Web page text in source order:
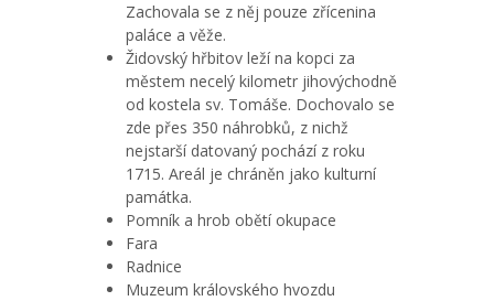
Zachovala se z něj pouze zřícenina
paláce a věže.
Židovský hřbitov leží na kopci za
městem necelý kilometr jihovýchodně
od kostela sv. Tomáše. Dochovalo se
zde přes 350 náhrobků, z nichž
nejstarší datovaný pochází z roku
1715. Areál je chráněn jako kulturní
památka.
Pomník a hrob obětí okupace
Fara
Radnice
Muzeum královského hvozdu